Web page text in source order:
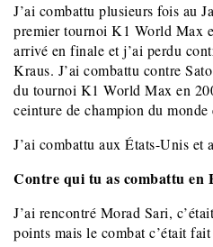
J’ai combattu plusieurs fois au
premier tournoi K1 World Max
arrivé en finale et j’ai perdu
Kraus. J’ai combattu contre
du tournoi K1 World Max en
ceinture de champion du
J’ai combattu aux États-Unis et
Contre qui tu as combattu en
J’ai rencontré Morad Sari,
points mais le combat c’était